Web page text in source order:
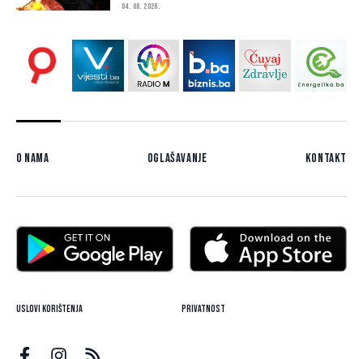
04. 08. 2026.
O nama Oglašavanje Kontakt
Uslovi korištenja Privatnost